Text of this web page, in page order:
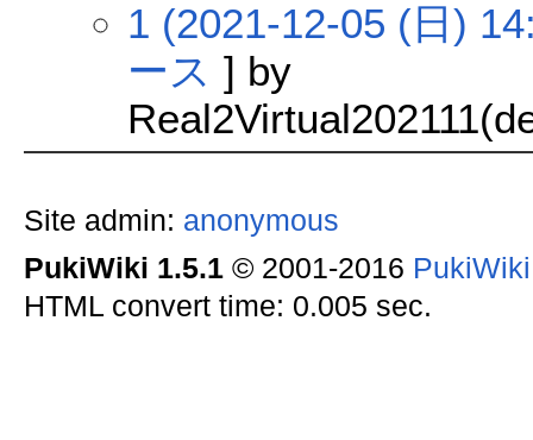
1 (2021-12-05 (日)
ース ] by
Site admin: anonymous
PukiWiki 1.5.1© 2001-2016
HTML convert time: 0.005 sec.